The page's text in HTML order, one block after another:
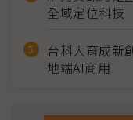
全域定位科技
台科大育成新
地端AI商用